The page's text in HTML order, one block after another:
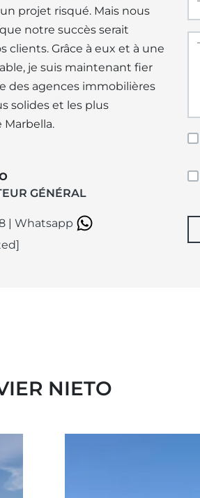
projet risqué. Mais nous
notre succès serait
clients. Grâce à eux et à une
je suis maintenant fier
des agences immobilières
solides et les plus
Marbella.
GÉNÉRAL
| Whatsapp
NIETO